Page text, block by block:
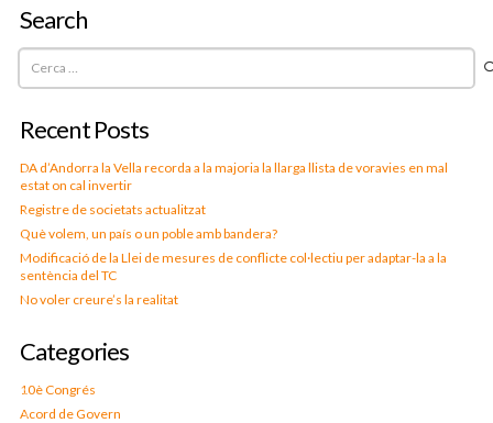
Search
Cerca:
Recent Posts
DA d’Andorra la Vella recorda a la majoria la llarga llista de voravies en mal
estat on cal invertir
Registre de societats actualitzat
Què volem, un país o un poble amb bandera?
Modificació de la Llei de mesures de conflicte col·lectiu per adaptar-la a la
sentència del TC
No voler creure’s la realitat
Categories
10è Congrés
Acord de Govern